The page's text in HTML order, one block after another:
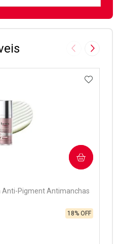
FECHAR
FECHAR
Imagem
Anti-Pigment Antimanchas
18% OFF
COMPRAR